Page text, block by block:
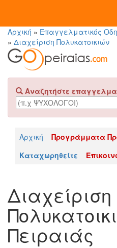
Αρχική » Επαγγελματικός
» Διαχείριση Πολυκατοικιών
Αναζητήστε
Αρχική
Προγράμματα
Καταχωρηθείτε
Διαχείριση
Πειραιάς